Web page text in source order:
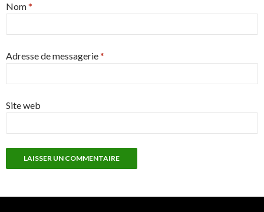
Nom*
Adresse de messagerie*
Site web